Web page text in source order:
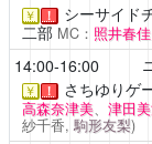
￥ ！ シーサイド
二部MC： 照井春佳
14:00-16:00
￥ ！ さちゆりゲ
高森奈津美、 津田
紗千香, 駒形友梨)